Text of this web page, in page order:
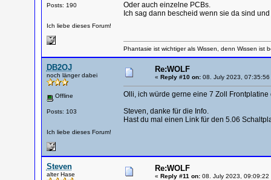
Posts: 190
Ich liebe dieses Forum!
Oder auch einzelne PCBs.
Ich sag dann bescheid wenn sie da sind
Phantasie ist wichtiger als Wissen, denn Wissen ist
DB2OJ
noch länger dabei
Offline
Posts: 103
Ich liebe dieses Forum!
Re:WOLF
« Reply #10 on:08. July 2023, 07:35:56
Olli, ich würde gerne eine 7 Zoll
Steven, danke für die Info.
Hast du mal einen Link für den 5.06
Steven
alter Hase
Re:WOLF
« Reply #11 on:08. July 2023, 09:09:22